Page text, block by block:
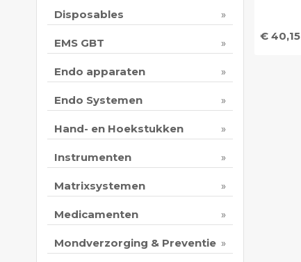
€ 40,15
Disposables
EMS GBT
Endo apparaten
Endo Systemen
Hand- en Hoekstukken
Instrumenten
Matrixsystemen
Medicamenten
Mondverzorging & Preventie